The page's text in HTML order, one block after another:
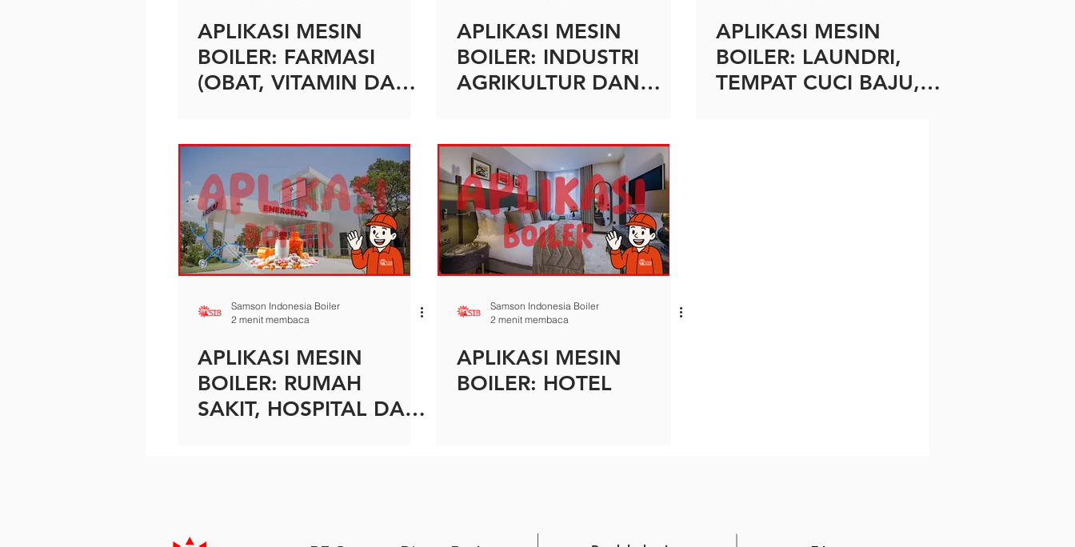
APLIKASI MESIN
BOILER: FARMASI
(OBAT, VITAMIN DAN
APLIKASI MESIN
BOILER: INDUSTRI
AGRIKULTUR DAN
APLIKASI MESIN
BOILER: LAUNDRI,
TEMPAT CUCI BAJU,
Samson Indonesia Boiler
2 menit membaca
APLIKASI MESIN
BOILER: RUMAH
SAKIT, HOSPITAL DAN
Samson Indonesia Boiler
2 menit membaca
APLIKASI MESIN
BOILER: HOTEL